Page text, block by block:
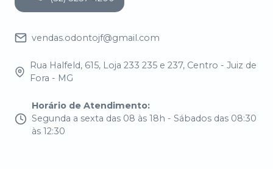
vendas.odontojf@gmail.com
Rua Halfeld, 615, Loja 233 235 e 237, Centro - Juiz de
Fora - MG
Horário de Atendimento:
Segunda a sexta das 08 às 18h - Sábados das 08:30
às 12:30